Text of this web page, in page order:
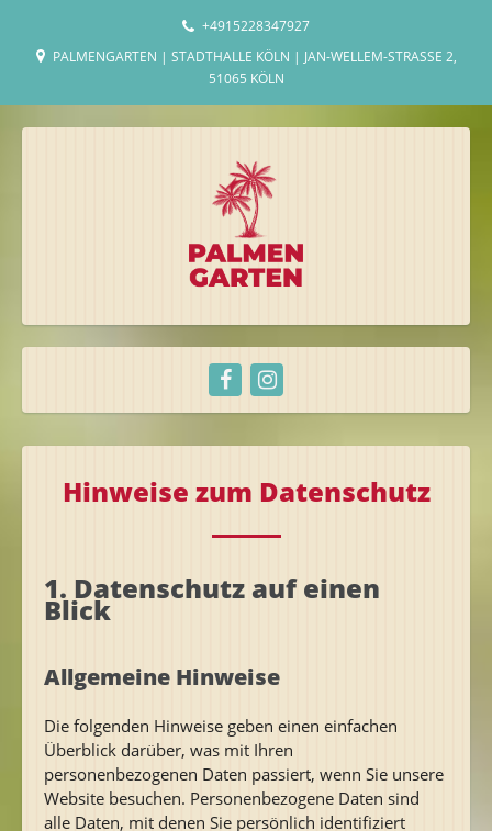
+4915228347927
PALMENGARTEN | STADTHALLE KÖLN | JAN-WELLEM-STRASSE 2, 5
1065 KÖLN
Hinweise zum Datenschutz
1. Datenschutz auf einen
Blick
Allgemeine Hinweise
Die folgenden Hinweise geben einen einfachen
Überblick darüber, was mit Ihren
personenbezogenen Daten passiert, wenn Sie unsere
Website besuchen. Personenbezogene Daten sind
alle Daten, mit denen Sie persönlich identifiziert